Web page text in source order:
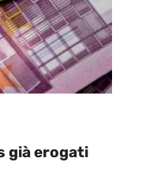
già erogati